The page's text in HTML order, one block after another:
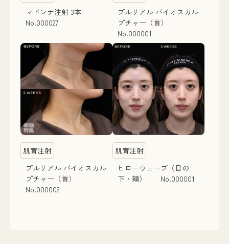
マドンナ注射 3本
No.000027
プルリアル バイオスカル
プチャー（首）
No.000001
肌育注射
プルリアル バイオスカル
プチャー（首）
No.000002
肌育注射
ヒローウェーブ（目の
下・頬） No.000001